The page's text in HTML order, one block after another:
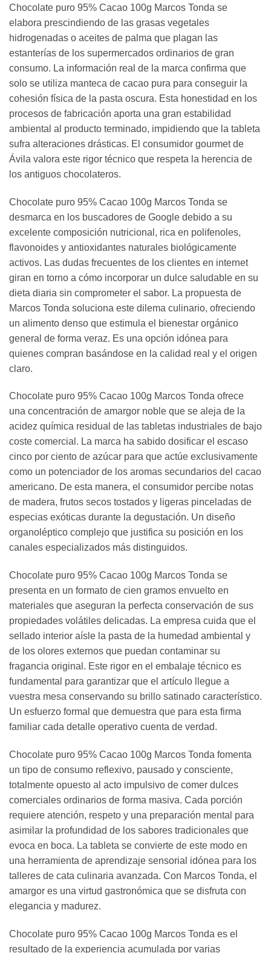
Chocolate puro 95% Cacao 100g Marcos Tonda se
elabora prescindiendo de las grasas vegetales
hidrogenadas o aceites de palma que plagan las
estanterías de los supermercados ordinarios de gran
consumo. La información real de la marca confirma que
solo se utiliza manteca de cacao pura para conseguir la
cohesión física de la pasta oscura. Esta honestidad en los
procesos de fabricación aporta una gran estabilidad
ambiental al producto terminado, impidiendo que la tableta
sufra alteraciones drásticas. El consumidor gourmet de
Ávila valora este rigor técnico que respeta la herencia de
los antiguos chocolateros.
Chocolate puro 95% Cacao 100g Marcos Tonda se
desmarca en los buscadores de Google debido a su
excelente composición nutricional, rica en polifenoles,
flavonoides y antioxidantes naturales biológicamente
activos. Las dudas frecuentes de los clientes en internet
giran en torno a cómo incorporar un dulce saludable en su
dieta diaria sin comprometer el sabor. La propuesta de
Marcos Tonda soluciona este dilema culinario, ofreciendo
un alimento denso que estimula el bienestar orgánico
general de forma veraz. Es una opción idónea para
quienes compran basándose en la calidad real y el origen
claro.
Chocolate puro 95% Cacao 100g Marcos Tonda ofrece
una concentración de amargor noble que se aleja de la
acidez química residual de las tabletas industriales de bajo
coste comercial. La marca ha sabido dosificar el escaso
cinco por ciento de azúcar para que actúe exclusivamente
como un potenciador de los aromas secundarios del cacao
americano. De esta manera, el consumidor percibe notas
de madera, frutos secos tostados y ligeras pinceladas de
especias exóticas durante la degustación. Un diseño
organoléptico complejo que justifica su posición en los
canales especializados más distinguidos.
Chocolate puro 95% Cacao 100g Marcos Tonda se
presenta en un formato de cien gramos envuelto en
materiales que aseguran la perfecta conservación de sus
propiedades volátiles delicadas. La empresa cuida que el
sellado interior aísle la pasta de la humedad ambiental y
de los olores externos que puedan contaminar su
fragancia original. Este rigor en el embalaje técnico es
fundamental para garantizar que el artículo llegue a
vuestra mesa conservando su brillo satinado característico.
Un esfuerzo formal que demuestra que para esta firma
familiar cada detalle operativo cuenta de verdad.
Chocolate puro 95% Cacao 100g Marcos Tonda fomenta
un tipo de consumo reflexivo, pausado y consciente,
totalmente opuesto al acto impulsivo de comer dulces
comerciales ordinarios de forma masiva. Cada porción
requiere atención, respeto y una preparación mental para
asimilar la profundidad de los sabores tradicionales que
evoca en boca. La tableta se convierte de este modo en
una herramienta de aprendizaje sensorial idónea para los
talleres de cata culinaria avanzada. Con Marcos Tonda, el
amargor es una virtud gastronómica que se disfruta con
elegancia y madurez.
Chocolate puro 95% Cacao 100g Marcos Tonda es el
resultado de la experiencia acumulada por varias